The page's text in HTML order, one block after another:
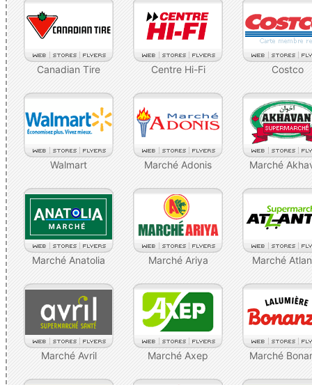
Canadian Tire Centre Hi-Fi Costco
Walmart Marché Adonis Marché
Marché Anatolia Marché Ariya Marché
Marché Avril Marché Axep Marché